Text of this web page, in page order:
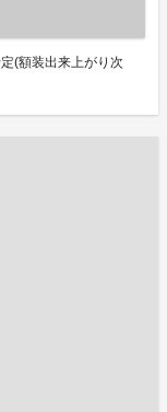
(額装出来上がり次